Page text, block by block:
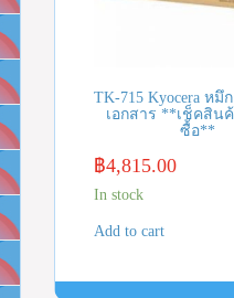
TK-715 Kyocera หมึ
เอกสาร **เช็คสิน
ซื้อ**
฿4,815.00
In stock
Add to cart